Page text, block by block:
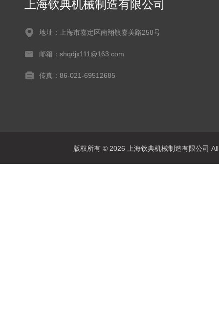
上海钦典机械制造有限公司
地址：上海市嘉定区南翔镇嘉美路258号
邮箱：shqdjx111@163.com
传真：86-021-69512685
版权所有 © 2026 上海钦典机械制造有限公